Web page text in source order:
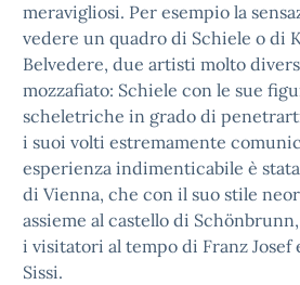
meravigliosi. Per esempio la
vedere un quadro di Schiele o di
Belvedere, due artisti molto
mozzafiato: Schiele con le sue
scheletriche in grado di
i suoi volti estremamente
esperienza indimenticabile è
di Vienna, che con il suo stile
assieme al castello di
i visitatori al tempo di Franz Josef
Sissi.